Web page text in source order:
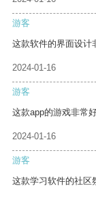
游客
这款软件的界面设计
2024-01-16
游客
这款app的游戏非常
2024-01-16
游客
这款学习软件的社区